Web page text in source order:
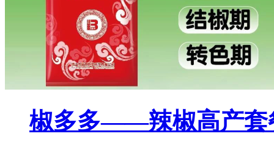
椒多多——辣椒高产套